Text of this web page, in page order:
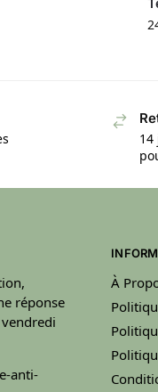
14
réponse
anti-
À